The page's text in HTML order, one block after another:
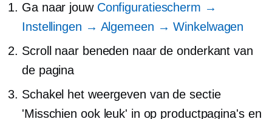
Ga naar jouw Configuratiescherm →
Instellingen → Algemeen → Winkelwagen
Scroll naar beneden naar de onderkant van
de pagina
Schakel het weergeven van de sectie
'Misschien ook leuk' in op productpagina's en